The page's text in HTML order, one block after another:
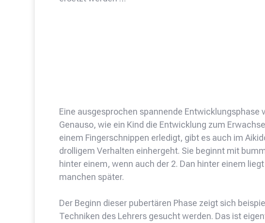
Eine ausgesprochen spannende Entwicklungsphase
Genauso, wie ein Kind die Entwicklung zum
einem Fingerschnippen erledigt, gibt es auch im
drolligem Verhalten einhergeht. Sie beginnt mit
hinter einem, wenn auch der 2. Dan hinter einem
manchen später.
Der Beginn dieser pubertären Phase zeigt sich
Techniken des Lehrers gesucht werden. Das ist